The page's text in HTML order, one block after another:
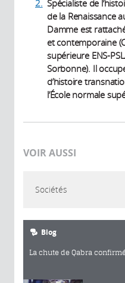
2. Spécialiste de
de la Renaissance
Damme est
et contemporaine
supérieure ENS-
Sorbonne). Il
d’histoire
l’École normale
VOIR AUSSI
Sociétés
Blog
La chute de Qabra